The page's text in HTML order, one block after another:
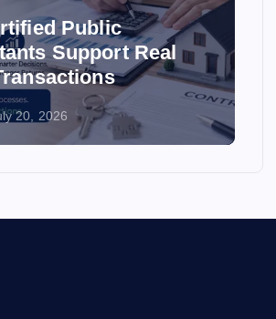
Public
Support Real
20, 2026